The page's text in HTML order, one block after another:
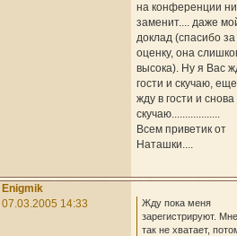
на конференции
заменит.... даже
доклад (спасибо за
оценку, она
высока). Ну я Вас
гости и скучаю,
жду в гости и снова
скучаю..................
Всем приветик от
Наташки....
Enigmik
07.03.2005 14:33
Жду пока меня
зарегистрируют.
так не хватает,